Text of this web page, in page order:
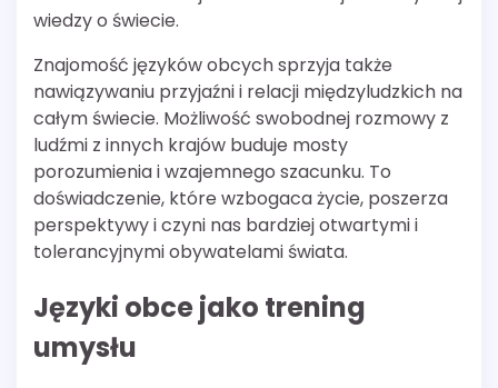
wiedzy o świecie.
Znajomość języków obcych sprzyja także
nawiązywaniu przyjaźni i relacji międzyludzkich na
całym świecie. Możliwość swobodnej rozmowy z
ludźmi z innych krajów buduje mosty
porozumienia i wzajemnego szacunku. To
doświadczenie, które wzbogaca życie, poszerza
perspektywy i czyni nas bardziej otwartymi i
tolerancyjnymi obywatelami świata.
Języki obce jako trening
umysłu